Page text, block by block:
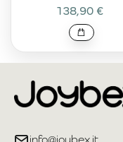
138,90 €